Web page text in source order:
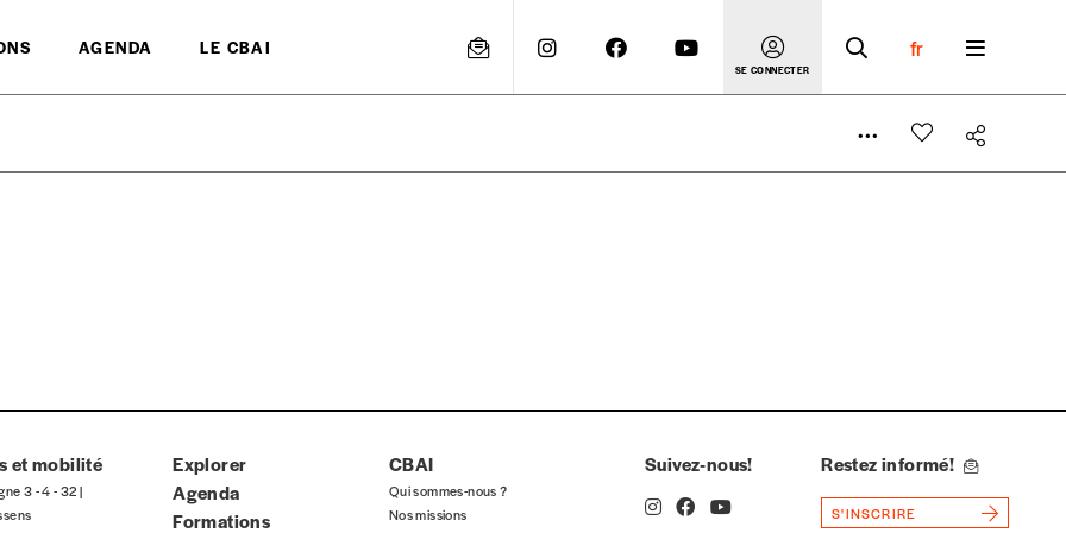
AGENDA LE CBAI
SE CONNECTER
fr
indicatif. De cette manière, vous soutenez le travail de l’équipe de rédaction selon vos moyens et vos motivations.
et mobilité
3 - 4 - 32 |
Explorer
Agenda
Formations
CBAI
Qui sommes-nous ?
Nos missions
Suivez-nous! Restez informé!
S'INSCRIRE